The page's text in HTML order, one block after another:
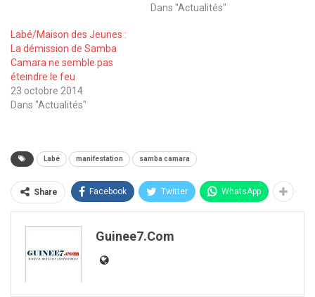
Dans "Actualités"
Labé/Maison des Jeunes :
La démission de Samba
Camara ne semble pas
éteindre le feu
23 octobre 2014
Dans "Actualités"
Labé manifestation samba camara
Share Facebook Twitter WhatsApp
Guinee7.com